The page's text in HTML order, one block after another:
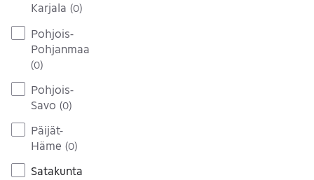
Karjala (0)
Pohjois-
Pohjanmaa
(0)
Pohjois-
Savo (0)
Päijät-
Häme (0)
Satakunta